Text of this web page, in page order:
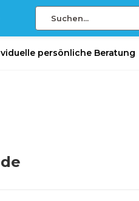
persönliche Beratung